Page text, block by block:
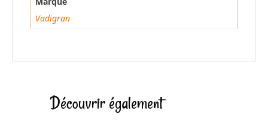
Vadigran
Découvrir également